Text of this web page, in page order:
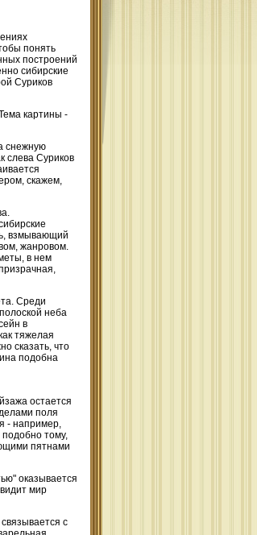
понять
построений
сибирские
Суриков
картины -
снежную
слева Суриков
скажем,
взмывающий
жанровом.
в нем
Среди
неба
в
тяжелая
сказать, что
подобна
остается
поля
- например,
тому,
пятнами
оказывается
мир
с